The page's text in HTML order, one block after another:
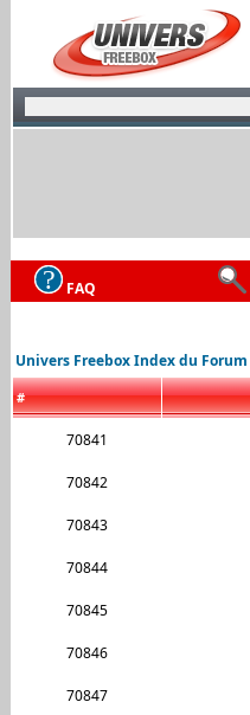
FAQ
Univers Freebox Index du Forum
#
70841
70842
70843
70844
70845
70846
70847